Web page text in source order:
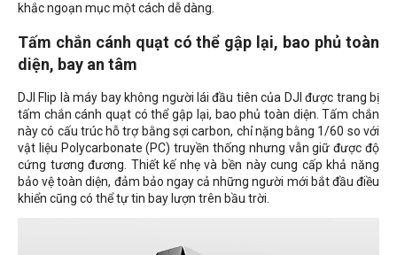
khắc ngoạn mục một cách dễ dàng.
Tấm chắn cánh quạt có thể gập lại, bao phủ toàn
diện, bay an tâm
DJI Flip là máy bay không người lái đầu tiên của DJI được trang bị
tấm chắn cánh quạt có thể gập lại, bao phủ toàn diện. Tấm chắn
này có cấu trúc hỗ trợ bằng sợi carbon, chỉ nặng bằng 1/60 so với
vật liệu Polycarbonate (PC) truyền thống nhưng vẫn giữ được độ
cứng tương đương. Thiết kế nhẹ và bền này cung cấp khả năng
bảo vệ toàn diện, đảm bảo ngay cả những người mới bắt đầu điều
khiển cũng có thể tự tin bay lượn trên bầu trời.